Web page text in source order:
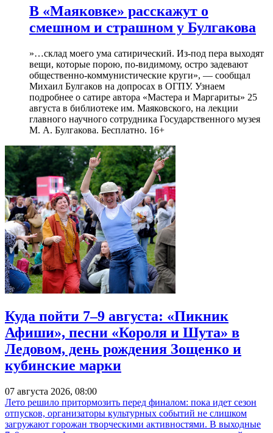
В «Маяковке» расскажут о
смешном и страшном у Булгакова
»…склад моего ума сатирический. Из-под пера выходят
вещи, которые порою, по-видимому, остро задевают
общественно-коммунистические круги», — сообщал
Михаил Булгаков на допросах в ОГПУ. Узнаем
подробнее о сатире автора «Мастера и Маргариты» 25
августа в библиотеке им. Маяковского, на лекции
главного научного сотрудника Государственного музея
М. А. Булгакова. Бесплатно. 16+
Куда пойти 7–9 августа: «Пикник
Афиши», песни «Короля и Шута» в
Ледовом, день рождения Зощенко и
кубинские марки
07 августа 2026, 08:00
Лето решило притормозить перед финалом: пока идет сезон
отпусков, организаторы культурных событий не слишком
загружают горожан творческими активностями. В выходные